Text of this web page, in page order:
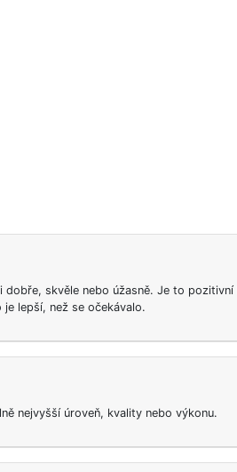
dobře, skvěle nebo úžasně. Je to pozitivní
je lepší, než se očekávalo.
nejvyšší úroveň, kvality nebo výkonu.